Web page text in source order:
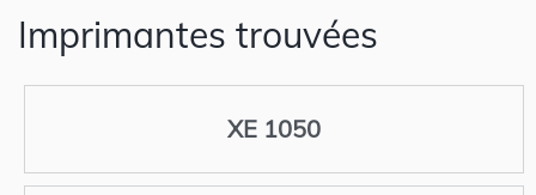
Imprimantes trouvées
XE 1050